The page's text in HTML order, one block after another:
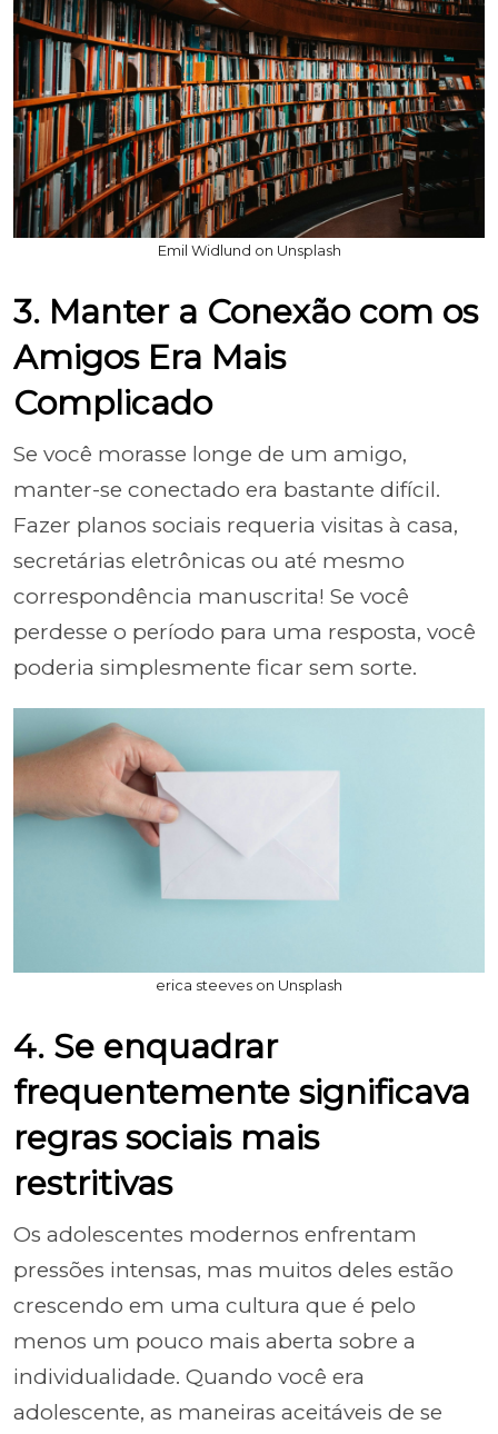
Emil Widlund on Unsplash
3. Manter a Conexão com os
Amigos Era Mais
Complicado
Se você morasse longe de um amigo,
manter-se conectado era bastante difícil.
Fazer planos sociais requeria visitas à casa,
secretárias eletrônicas ou até mesmo
correspondência manuscrita! Se você
perdesse o período para uma resposta, você
poderia simplesmente ficar sem sorte.
erica steeves on Unsplash
4. Se enquadrar
frequentemente significava
regras sociais mais
restritivas
Os adolescentes modernos enfrentam
pressões intensas, mas muitos deles estão
crescendo em uma cultura que é pelo
menos um pouco mais aberta sobre a
individualidade. Quando você era
adolescente, as maneiras aceitáveis de se